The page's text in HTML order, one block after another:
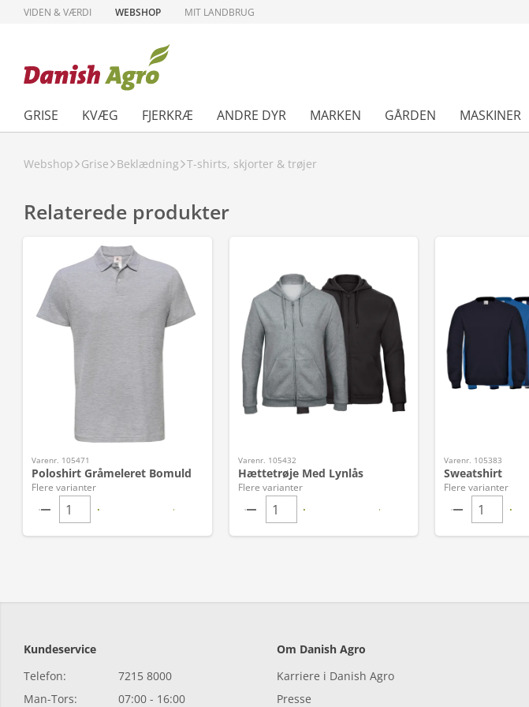
VIDEN & VÆRDI WEBSHOP MIT LANDBRUG
GRISE KVÆG FJERKRÆ ANDRE DYR MARKEN GÅRDEN MASKINER
Webshop Grise Beklædning T-shirts, skjorter & trøjer
Relaterede produkter
Varenr. 105471
Poloshirt Gråmeleret Bomuld
Flere varianter
Varenr. 105432
Hættetrøje Med Lynlås
Flere varianter
Varenr. 105383
Sweatshirt
Flere varianter
Kundeservice
Telefon:
7215 8000
Man-Tors:
07:00 - 16:00
Om Danish Agro
Karriere i Danish Agro
Presse